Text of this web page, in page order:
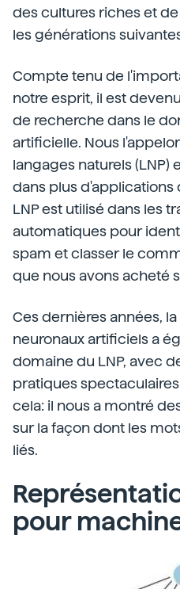
des cultures riches et
les générations
Compte tenu de
notre esprit, il est
de recherche dans le
artificielle. Nous
langages naturels
dans plus d'applications
LNP est utilisé dans les
automatiques pour
spam et classer le
que nous avons acheté
Ces dernières années,
neuronaux artificiels a
domaine du LNP, avec
pratiques
cela: il nous a montré
sur la façon dont les
liés.
pour